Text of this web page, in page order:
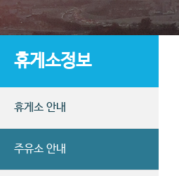
휴게소정보
휴게소 안내
주유소 안내